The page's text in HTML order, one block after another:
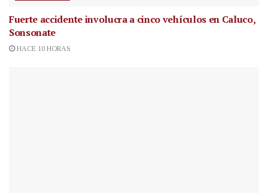
Fuerte accidente involucra a cinco vehículos en Caluco,
Sonsonate
HACE 10 HORAS